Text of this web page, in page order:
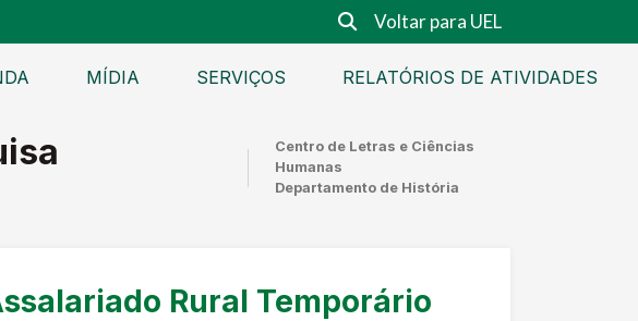
Voltar para UEL
MÍDIA SERVIÇOS RELATÓRIOS DE ATIVIDADES
Centro de Letras e Ciências
Humanas
Departamento de História
Rural Temporário